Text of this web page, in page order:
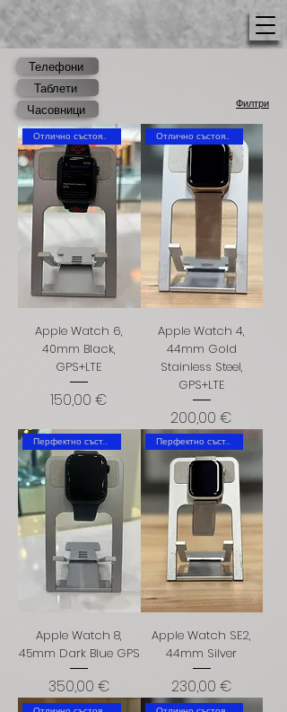
Телефони
Филтри
Отлично състояние
Apple Watch 6,
40mm Black,
GPS+LTE
Цена
150,00 €
Отлично състояние
Apple Watch 4,
44mm Gold
Stainless Steel,
GPS+LTE
Цена
200,00 €
Перфектно състояние
Apple Watch 8,
45mm Dark Blue GPS
Цена
350,00 €
Перфектно състояние
Apple Watch SE2,
44mm Silver
Цена
230,00 €
Таблети
Часовници